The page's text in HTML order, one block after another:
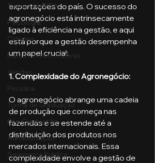
Turmas de MBA
Psicologia
Cidades
Datas Comemorativas
Vendas
Pecuária
Turma de Graduação
Pós-Graduação
Administração
Segurança Publica
exportações do país. O sucesso do
agronegócio está intrinsecamente
ligado à eficiência na gestão, e aqui
está porque a gestão desempenha
um papel crucial:
1. Complexidade do Agronegócio:
O agronegócio abrange uma cadeia
de produção que começa nas
fazendas e se estende até a
distribuição dos produtos nos
mercados internacionais. Essa
complexidade envolve a gestão de